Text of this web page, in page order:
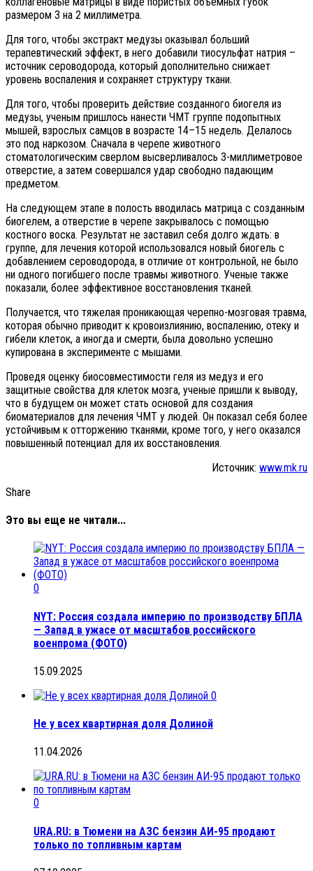
размером 3 на 2 миллиметра.
Для того, чтобы экстракт медузы оказывал больший
терапевтический эффект, в него добавили тиосульфат натрия –
источник сероводорода, который дополнительно снижает
уровень воспаления и сохраняет структуру ткани.
Для того, чтобы проверить действие созданного биогеля из
медузы, ученым пришлось нанести ЧМТ группе подопытных
мышей, взрослых самцов в возрасте 14–15 недель. Делалось
это под наркозом. Сначала в черепе животного
стоматологическим сверлом высверливалось 3-миллиметровое
отверстие, а затем совершался удар свободно падающим
предметом.
На следующем этапе в полость вводилась матрица с созданным
биогелем, а отверстие в черепе закрывалось с помощью
костного воска. Результат не заставил себя долго ждать: в
группе, для лечения которой использовался новый биогель с
добавлением сероводорода, в отличие от контрольной, не было
ни одного погибшего после травмы животного. Ученые также
показали, более эффективное восстановления тканей.
Получается, что тяжелая проникающая черепно-мозговая травма,
которая обычно приводит к кровоизлиянию, воспалению, отеку и
гибели клеток, а иногда и смерти, была довольно успешно
купирована в эксперименте с мышами.
Проведя оценку биосовместимости геля из медуз и его
защитные свойства для клеток мозга, ученые пришли к выводу,
что в будущем он может стать основой для создания
биоматериалов для лечения ЧМТ у людей. Он показал себя более
устойчивым к отторжению тканями, кроме того, у него оказался
повышенный потенциал для их восстановления.
Источник: www.mk.ru
Share
Это вы еще не читали...
0
NYT: Россия создала империю по производству БПЛА
— Запад в ужасе от масштабов российского
военпрома (ФОТО)
15.09.2025
0
Не у всех квартирная доля Долиной
11.04.2026
0
URA.RU: в Тюмени на АЗС бензин АИ-95 продают
только по топливным картам